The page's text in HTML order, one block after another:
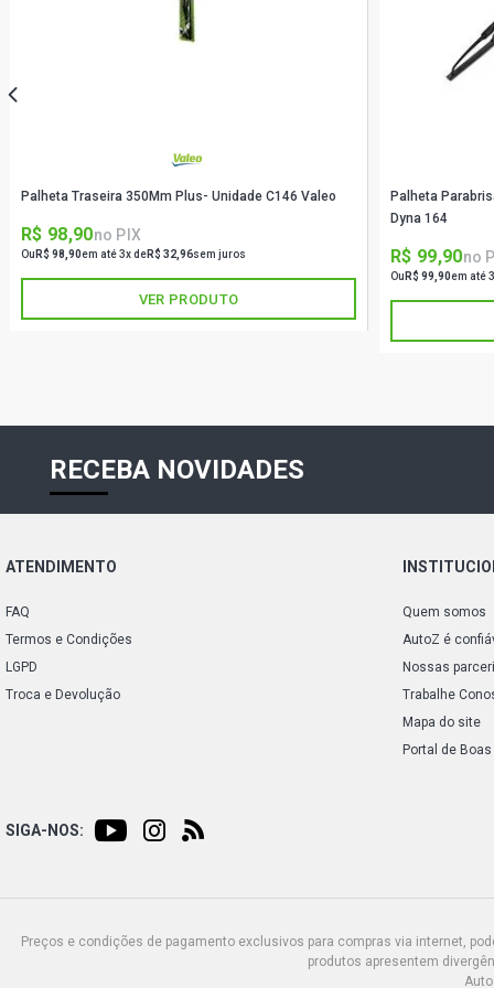
Palheta Traseira 350Mm Plus- Unidade C146 Valeo
R$ 98,90no PIX
Ou R$ 98,90em até 3x deR$ 32,96sem juros
VER PRODUTO
Palheta
Dyna 164
R$ 99,90no
Ou R$ 99,90em até
RECEBA NOVIDADES
ATENDIMENTO
FAQ
Termos e Condições
LGPD
Troca e Devolução
Quem somos
AutoZ é
Nossas
Trabalhe
Mapa do site
Portal de
SIGA-NOS:
Preços e condições de pagamento exclusivos para compras via internet,
produtos apresentem